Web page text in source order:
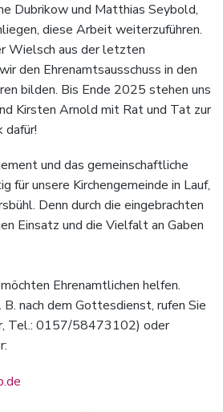
Dubrikow und Matthias Seybold,
diese Arbeit weiterzuführen.
Wielsch aus der letzten
den Ehrenamtsausschuss in den
bilden. Bis Ende 2025 stehen uns
Kirsten Arnold mit Rat und Tat zur
dafür!
und das gemeinschaftliche
für unsere Kirchengemeinde in Lauf,
Denn durch die eingebrachten
Einsatz und die Vielfalt an Gaben
Ehrenamtlichen helfen.
B. nach dem Gottesdienst, rufen Sie
Tel.: 0157/58473102) oder